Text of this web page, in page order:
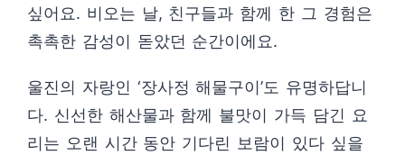
싶어요. 비오는 날, 친구들과 함께 한 그 경험은
촉촉한 감성이 돋았던 순간이에요.
울진의 자랑인 ‘장사정 해물구이’도 유명하답니
다. 신선한 해산물과 함께 불맛이 가득 담긴 요
리는 오랜 시간 동안 기다린 보람이 있다 싶을